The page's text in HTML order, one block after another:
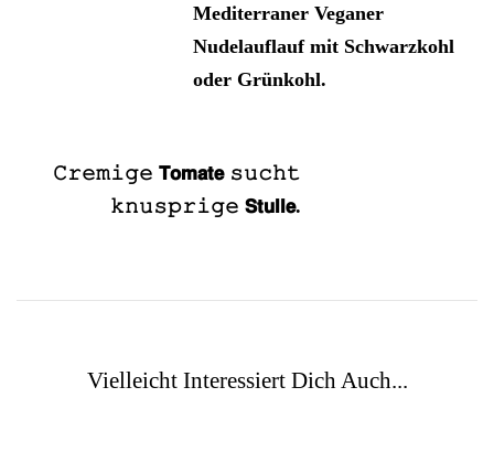
Mediterraner Veganer
Nudelauflauf mit Schwarzkohl
oder Grünkohl.
𝙲𝚛𝚎𝚖𝚒𝚐𝚎 𝗧𝗼𝗺𝗮𝘁𝗲 𝚜𝚞𝚌𝚑𝚝
𝚔𝚗𝚞𝚜𝚙𝚛𝚒𝚐𝚎 𝗦𝘁𝘂𝗹𝗹𝗲.
Vielleicht Interessiert Dich Auch...